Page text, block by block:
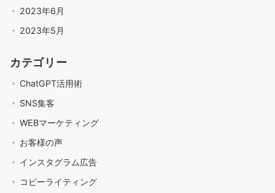
2023年6月
2023年5月
カテゴリー
ChatGPT活用術
SNS集客
WEBマーケティング
お客様の声
インスタグラム広告
コピーライティング